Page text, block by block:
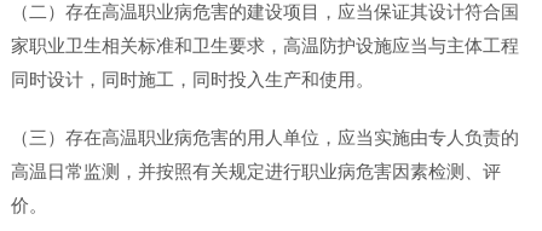
（二）存在高温职业病危害的建设项目，应当保证其设计符合国
家职业卫生相关标准和卫生要求，高温防护设施应当与主体工程
同时设计，同时施工，同时投入生产和使用。
（三）存在高温职业病危害的用人单位，应当实施由专人负责的
高温日常监测，并按照有关规定进行职业病危害因素检测、评
价。